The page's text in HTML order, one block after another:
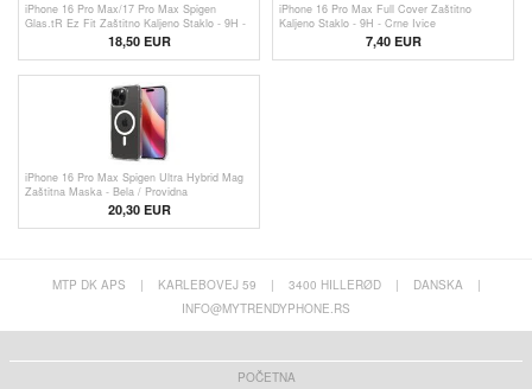
iPhone 16 Pro Max/17 Pro Max Spigen
Glas.tR Ez Fit Zaštitno Kaljeno Staklo - 9H -
18,50 EUR
iPhone 16 Pro Max Full Cover Zaštitno
Kaljeno Staklo - 9H - Crne Ivice
7,40 EUR
iPhone 16 Pro Max Spigen Ultra Hybrid Mag
Zaštitna Maska - Bela / Providna
20,30 EUR
MTP DK APS | KARLEBOVEJ 59 | 3400 HILLERØD | DANSKA
|
INFO@MYTRENDYPHONE.RS
POČETNA